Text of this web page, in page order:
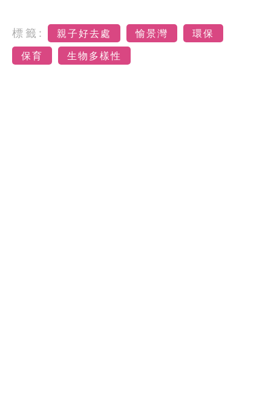
標籤: 親子好去處 愉景灣
環保
保育
生物多樣性